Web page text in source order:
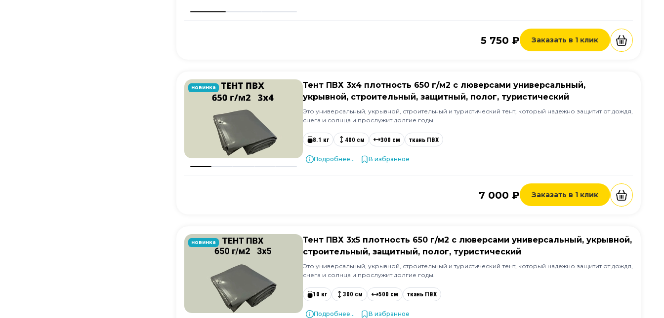
5 750 ₽ Заказать в 1 клик
новинка
Тент ПВХ 3х4 плотность 650 г/м2 с люверсами универсальный,
укрывной, строительный, защитный, полог, туристический
Это универсальный, укрывной, строительный и туристический тент, который надежно защитит от дождя,
снега и солнца и прослужит долгие годы.
8.1 кг 400 см 300 см ткань ПВХ
Подробнее... В избранное
7 000 ₽ Заказать в 1 клик
новинка
Тент ПВХ 3х5 плотность 650 г/м2 с люверсами универсальный, укрывной,
строительный, защитный, полог, туристический
Это универсальный, укрывной, строительный и туристический тент, который надежно защитит от дождя,
снега и солнца и прослужит долгие годы.
10 кг 300 см 500 см ткань ПВХ
Подробнее... В избранное